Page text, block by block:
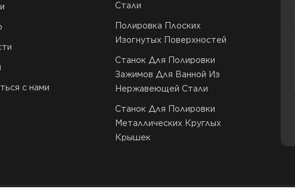
с нами
Стали
Полировка Плоских
Изогнутых Поверхностей
Станок Для Полировки
Зажимов Для Ванной Из
Нержавеющей Стали
Станок Для Полировки
Металлических Круглых
Крышек